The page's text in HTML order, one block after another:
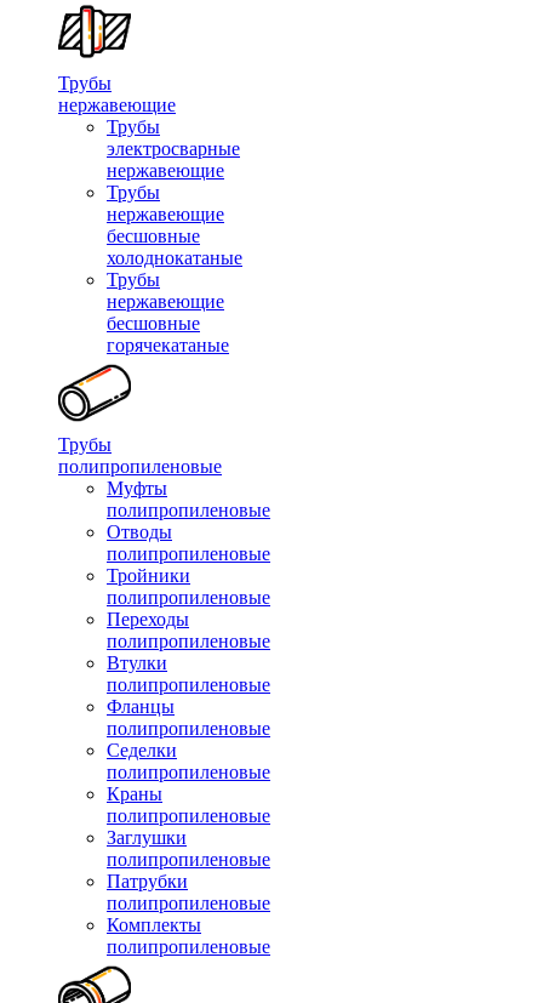
Трубы
нержавеющие
Трубы
электросварные
нержавеющие
Трубы
нержавеющие
бесшовные
холоднокатаные
Трубы
нержавеющие
бесшовные
горячекатаные
Трубы
полипропиленовые
Муфты
полипропиленовые
Отводы
полипропиленовые
Тройники
полипропиленовые
Переходы
полипропиленовые
Втулки
полипропиленовые
Фланцы
полипропиленовые
Седелки
полипропиленовые
Краны
полипропиленовые
Заглушки
полипропиленовые
Патрубки
полипропиленовые
Комплекты
полипропиленовые